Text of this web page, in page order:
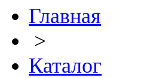
Главная
>
Каталог